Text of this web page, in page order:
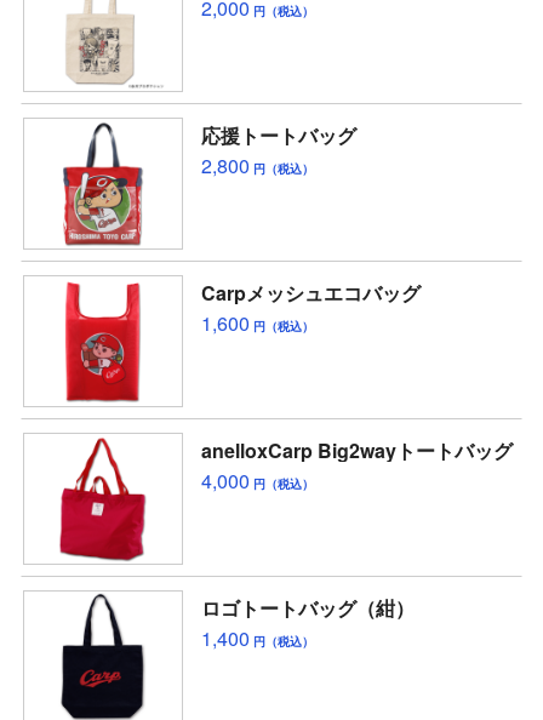
2,000 円（税込）
応援トートバッグ
2,800 円（税込）
Carpメッシュエコバッグ
1,600 円（税込）
anelloxCarp Big2wayトートバッグ
4,000 円（税込）
ロゴトートバッグ（紺）
1,400 円（税込）